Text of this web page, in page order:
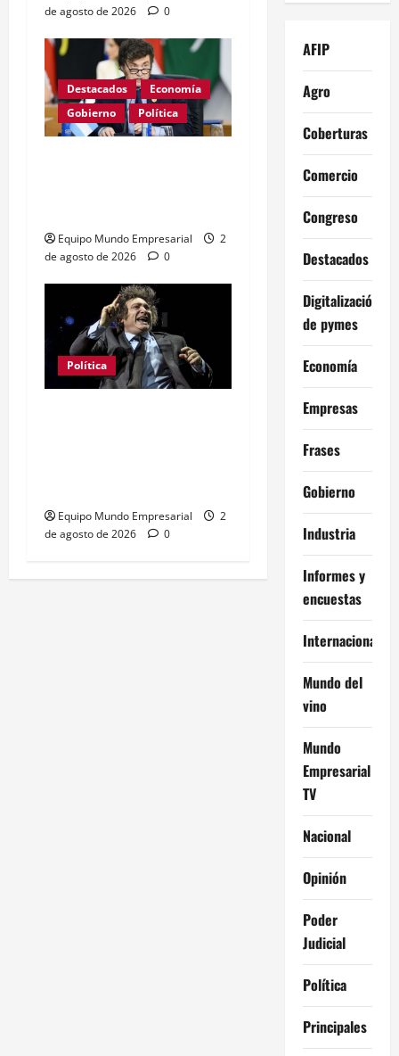
de agosto de 2026
0
Destacados
Economía
Gobierno
Política
Equipo Mundo Empresarial
2
de agosto de 2026
0
Política
Equipo Mundo Empresarial
2
de agosto de 2026
0
AFIP
Agro
Coberturas
Comercio
Congreso
Destacados
Digitalización
de pymes
Economía
Empresas
Frases
Gobierno
Industria
Informes y
encuestas
Internacional
Mundo del
vino
Mundo
Empresarial
TV
Nacional
Opinión
Poder
Judicial
Política
Principales